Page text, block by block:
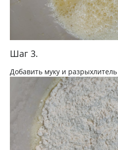
Шаг 3.
Добавить муку и разрыхлитель